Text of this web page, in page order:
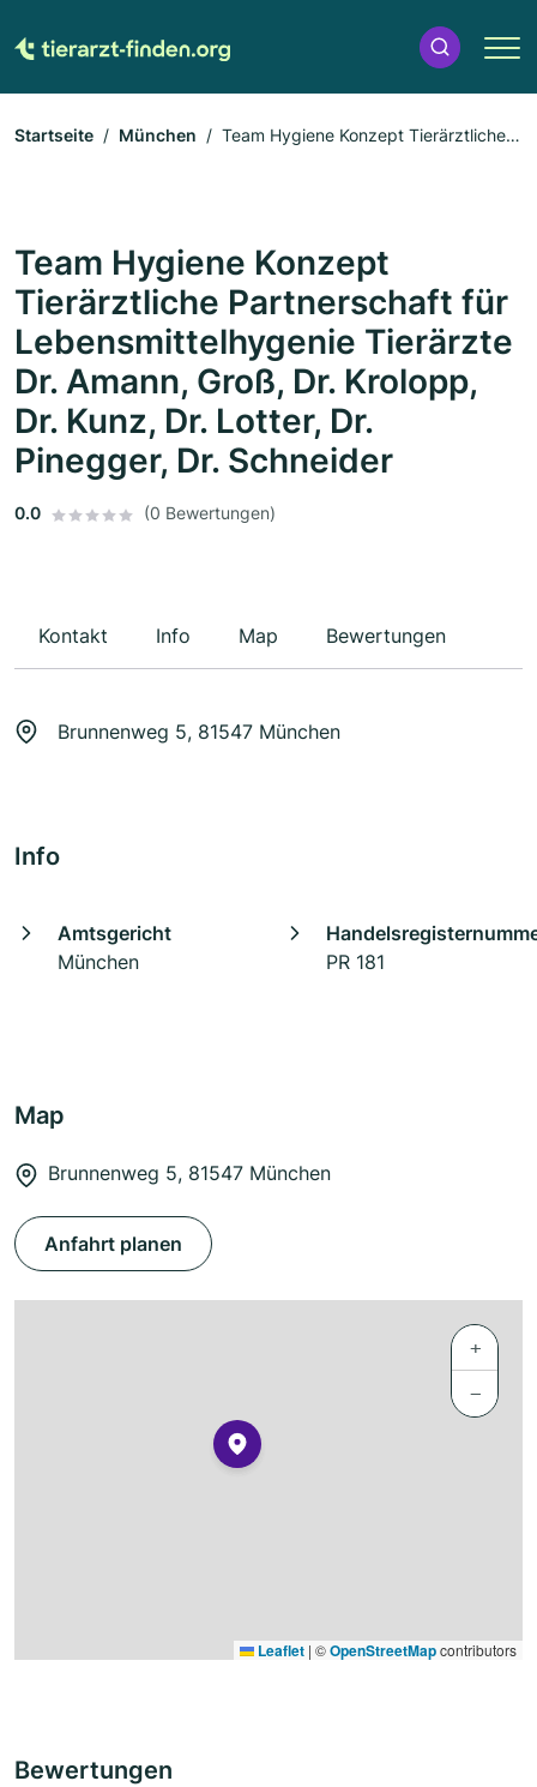
Startseite München
Team Hygiene Konzept Tierärztliche
Team Hygiene Konzept
Tierärztliche Partnerschaft für
Lebensmittelhygenie Tierärzte
Dr. Amann, Groß, Dr. Krolopp,
Dr. Kunz, Dr. Lotter, Dr.
Pinegger, Dr. Schneider
0.0 (0 Bewertungen)
Kontakt Info Map Bewertungen
Brunnenweg 5, 81547 München
Info
Amtsgericht
München
PR 181
Map
Brunnenweg 5, 81547 München
Anfahrt planen
+
−
Leaflet | ©OpenStreetMapcontributors
Bewertungen